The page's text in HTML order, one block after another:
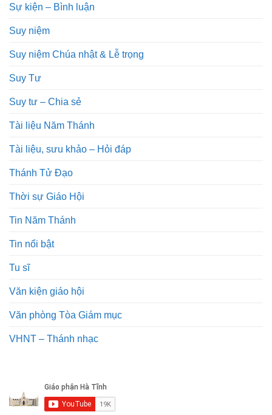
Sự kiện – Bình luận
Suy niệm
Suy niệm Chúa nhật & Lễ trọng
Suy Tư
Suy tư – Chia sẻ
Tài liệu Năm Thánh
Tài liệu, sưu khảo – Hỏi đáp
Thánh Tử Đạo
Thời sự Giáo Hội
Tin Năm Thánh
Tin nổi bật
Tu sĩ
Văn kiện giáo hội
Văn phòng Tòa Giám mục
VHNT – Thánh nhạc